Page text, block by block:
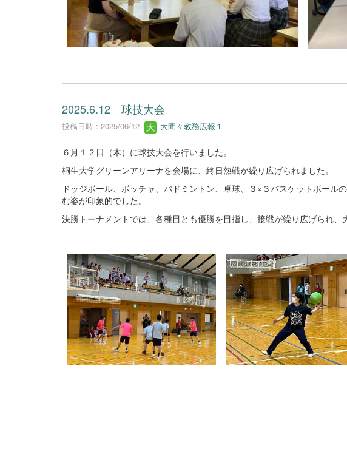
2025.6.12 球技大会
投稿日時 : 2025/06/12 大間々教務広報１
６月１２日（木）に球技大会を行いました。
桐生大学グリーンアリーナを会場に、終日熱戦が繰り広げられました。
ドッジボール、ボッチャ、バドミントン、卓球、３×３バスケットボー
む姿が印象的でした。
決勝トーナメントでは、各種目とも優勝を目指し、接戦が繰り広げられ、